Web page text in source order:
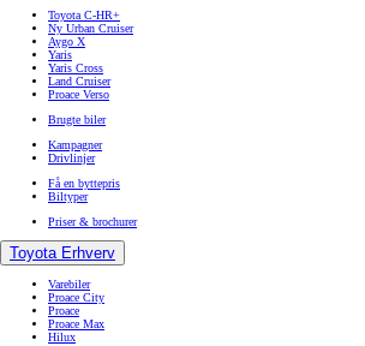
Toyota C-HR+
Ny Urban Cruiser
Aygo X
Yaris
Yaris Cross
Land Cruiser
Proace Verso
Brugte biler
Kampagner
Drivlinjer
Få en byttepris
Biltyper
Priser & brochurer
Toyota Erhverv
Varebiler
Proace City
Proace
Proace Max
Hilux